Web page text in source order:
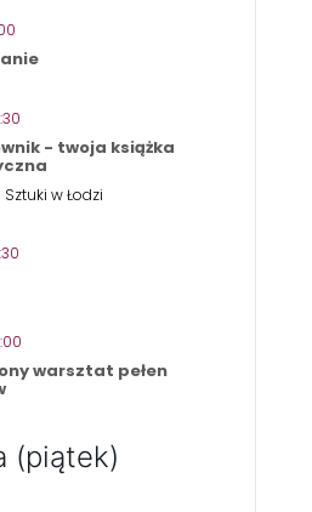
- twoja książka
w Łodzi
warsztat pełen
(piątek)